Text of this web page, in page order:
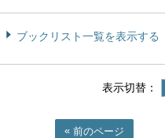
ブックリスト一覧を表示する
表示切替
前のページ